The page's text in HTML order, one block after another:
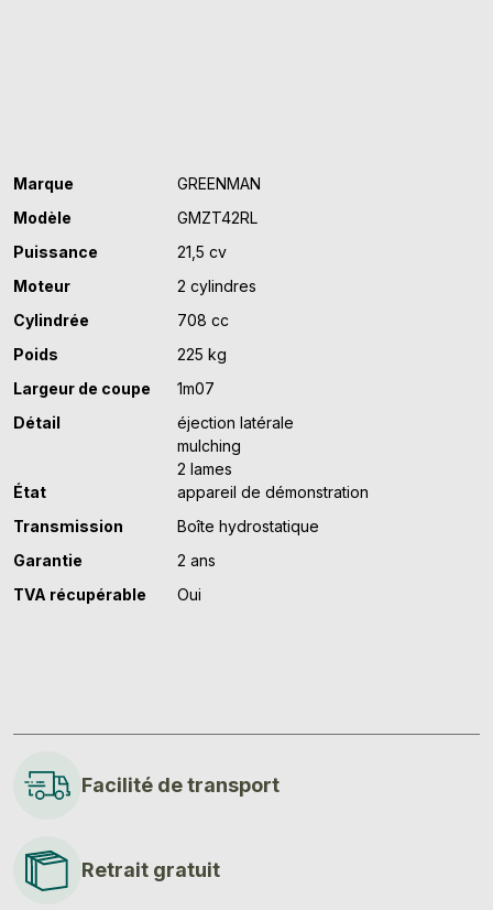
Marque
GREENMAN
Modèle
GMZT42RL
Puissance
21,5 cv
Moteur
2 cylindres
Cylindrée
708 cc
Poids
225 kg
Largeur de coupe
1m07
Détail
éjection latérale
mulching
2 lames
État
appareil de démonstration
Transmission
Boîte hydrostatique
Garantie
2 ans
TVA récupérable
Oui
Facilité de transport
Retrait gratuit